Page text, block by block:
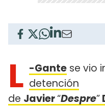
L -Gante se vio
detención
de Javier“Despre”